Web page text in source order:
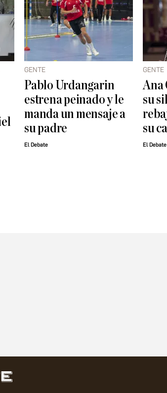
GENTE
Pablo Urdangarin
estrena peinado y le
manda un mensaje a
su padre
El Debate
GENTE
Ana
su
su
El Debate